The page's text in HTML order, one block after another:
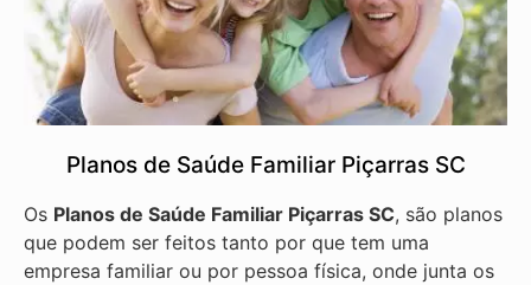
Planos de Saúde Familiar Piçarras SC
Os Planos de Saúde Familiar Piçarras SC, são planos
que podem ser feitos tanto por que tem uma
empresa familiar ou por pessoa física, onde junta os